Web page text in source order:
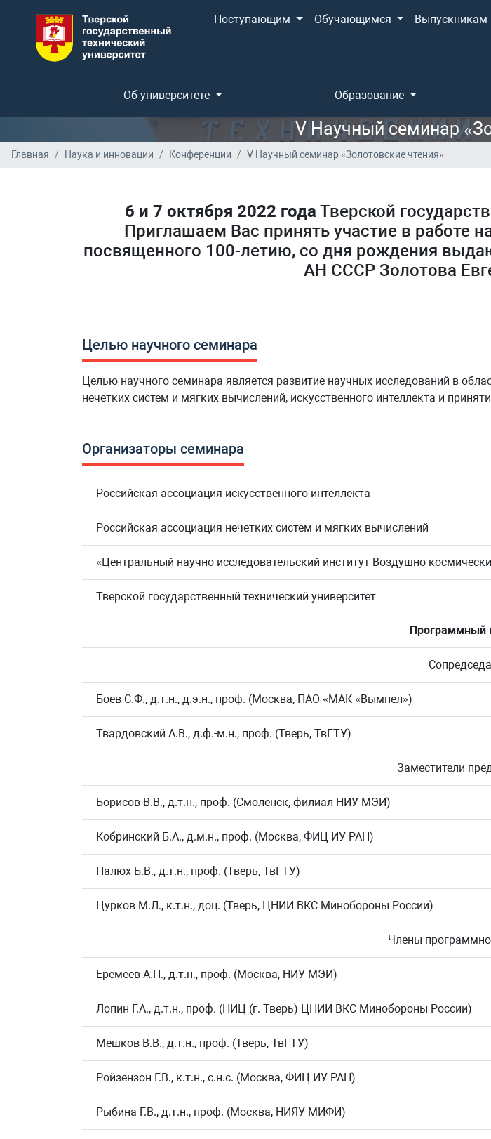
Поступающим Обучающимся Выпускникам
Об университете Образование
V Научный семинар
Главная Наука и инновации Конференции V Научный семинар «Золотовские чтения»
6 и 7 октября 2022 года Тверской
Приглашаем Вас принять участие в работе
посвященного 100-летию, со дня рождения
АН СССР Золотова
Целью научного семинара
Целью научного семинара является развитие научных исследований в
нечетких систем и мягких вычислений, искусственного интеллекта и
Организаторы семинара
Российская ассоциация искусственного интеллекта
Российская ассоциация нечетких систем и мягких вычислений
«Центральный научно-исследовательский институт Воздушно-
Тверской государственный технический университет
Программный
Боев С.Ф., д.т.н., д.э.н., проф. (Москва, ПАО «МАК «Вымпел»)
Твардовский А.В., д.ф.-м.н., проф. (Тверь, ТвГТУ)
Заместители
Борисов В.В., д.т.н., проф. (Смоленск, филиал НИУ МЭИ)
Кобринский Б.А., д.м.н., проф. (Москва, ФИЦ ИУ РАН)
Палюх Б.В., д.т.н., проф. (Тверь, ТвГТУ)
Цурков М.Л., к.т.н., доц. (Тверь, ЦНИИ ВКС Минобороны России)
Члены
Еремеев А.П., д.т.н., проф. (Москва, НИУ МЭИ)
Лопин Г.А., д.т.н., проф. (НИЦ (г. Тверь) ЦНИИ ВКС Минобороны России)
Мешков В.В., д.т.н., проф. (Тверь, ТвГТУ)
Ройзензон Г.В., к.т.н., с.н.с. (Москва, ФИЦ ИУ РАН)
Рыбина Г.В., д.т.н., проф. (Москва, НИЯУ МИФИ)